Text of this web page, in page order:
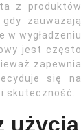
z produktów
zauważają
wygładzeniu
jest często
zapewnia
się na
skuteczność.
użycia